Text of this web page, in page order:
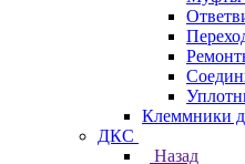
Клеммники
ДКС
Назад